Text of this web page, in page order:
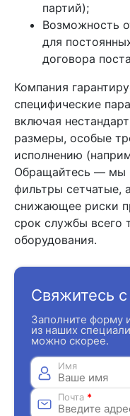
партий);
Возможность
для
договора
Компания
специфические
включая
размеры, особые
исполнению
Обращайтесь — мы
фильтры сетчатые,
снижающее риски
срок службы всего
оборудования.
Свяжитесь
Заполните форму
из наших
можно скорее.
Имя
Почта *